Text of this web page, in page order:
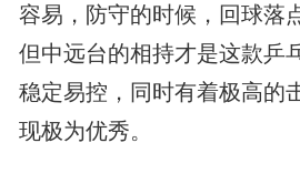
容易，防守的时候，回球落
但中远台的相持才是这款乒
稳定易控，同时有着极高的
现极为优秀。